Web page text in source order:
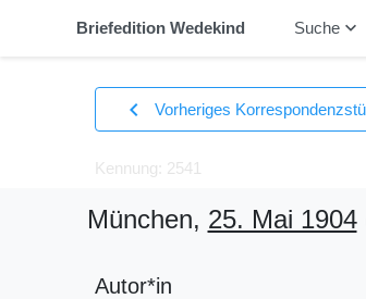
Briefedition Wedekind Suchekeyboard_arrow_down
chevron_left Vorheriges
Kennung: 2541
München, 25. Mai 1904
Autor*in